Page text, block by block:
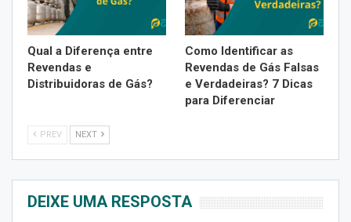
Qual a Diferença entre
Revendas e
Distribuidoras de Gás?
Como Identificar as
Revendas de Gás Falsas
e Verdadeiras? 7 Dicas
para Diferenciar
PREV NEXT
DEIXE UMA RESPOSTA